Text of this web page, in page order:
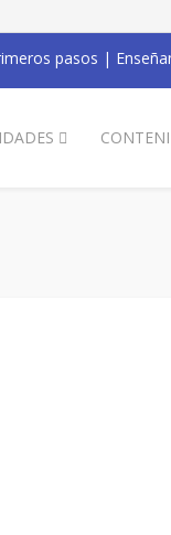
pasos |